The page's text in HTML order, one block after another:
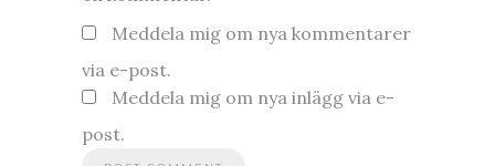
Meddela mig om nya kommentarer
via e-post.
Meddela mig om nya inlägg via e-
post.